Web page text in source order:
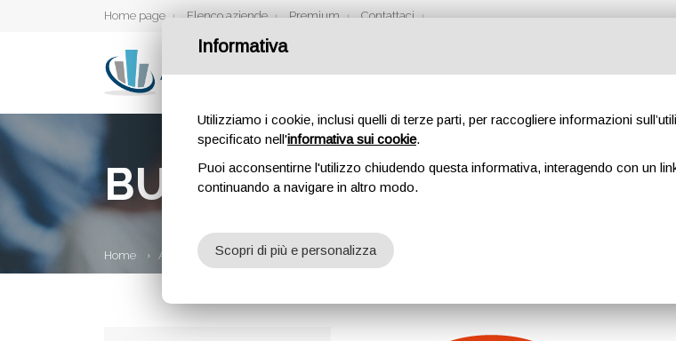
Home page Elenco aziende Premium Contattaci
BUFFETTI BERGAMO
Home Aziende Buffetti Bergamo
Informativa
Utilizziamo i cookie, inclusi quelli di terze parti, per raccogliere informazioni
specificato nell'informativa sui cookie.
Puoi acconsentirne l'utilizzo chiudendo questa informativa, interagendo con un
continuando a navigare in altro modo.
Scopri di più e personalizza